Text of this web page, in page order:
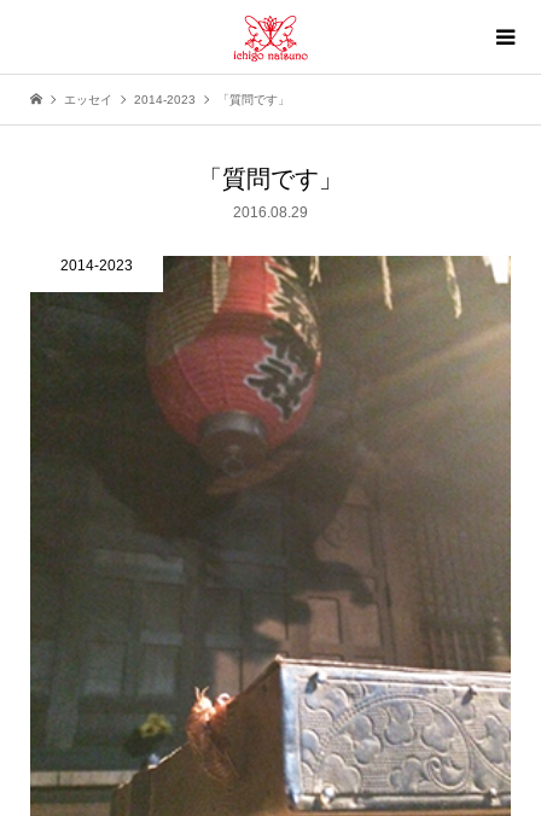
エッセイ 2014-2023 「質問です」
「質問です」
2016.08.29
2014-2023